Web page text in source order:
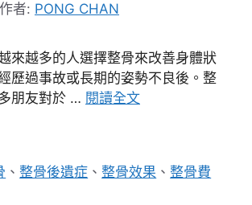
作者: PONG CHAN
來越多的人選擇整骨來改善身體狀
歷過事故或長期的姿勢不良後。整
朋友對於 … 閱讀全文
、整骨後遺症 、整骨效果 、整骨費